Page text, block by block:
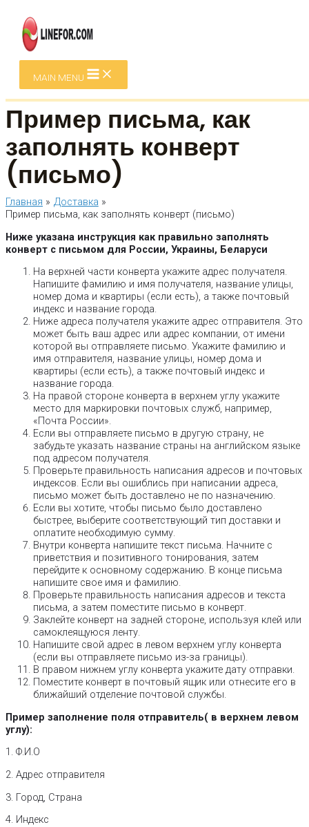
MAIN MENU
Пример письма, как
заполнять конверт
(письмо)
Главная
Доставка
Пример письма, как заполнять конверт (письмо)
Ниже указана инструкция как правильно заполнять
конверт с письмом для России, Украины, Беларуси
На верхней части конверта укажите адрес получателя.
Напишите фамилию и имя получателя, название улицы,
номер дома и квартиры (если есть), а также почтовый
индекс и название города.
Ниже адреса получателя укажите адрес отправителя. Это
может быть ваш адрес или адрес компании, от имени
которой вы отправляете письмо. Укажите фамилию и
имя отправителя, название улицы, номер дома и
квартиры (если есть), а также почтовый индекс и
название города.
На правой стороне конверта в верхнем углу укажите
место для маркировки почтовых служб, например,
«Почта России».
Если вы отправляете письмо в другую страну, не
забудьте указать название страны на английском языке
под адресом получателя.
Проверьте правильность написания адресов и почтовых
индексов. Если вы ошиблись при написании адреса,
письмо может быть доставлено не по назначению.
Если вы хотите, чтобы письмо было доставлено
быстрее, выберите соответствующий тип доставки и
оплатите необходимую сумму.
Внутри конверта напишите текст письма. Начните с
приветствия и позитивного тонирования, затем
перейдите к основному содержанию. В конце письма
напишите свое имя и фамилию.
Проверьте правильность написания адресов и текста
письма, а затем поместите письмо в конверт.
Заклейте конверт на задней стороне, используя клей или
самоклеящуюся ленту.
Напишите свой адрес в левом верхнем углу конверта
(если вы отправляете письмо из-за границы).
В правом нижнем углу конверта укажите дату отправки.
Поместите конверт в почтовый ящик или отнесите его в
ближайший отделение почтовой службы.
Пример заполнение поля отправитель( в верхнем левом
углу):
1. Ф.И.О
2. Адрес отправителя
3. Город, Страна
4. Индекс